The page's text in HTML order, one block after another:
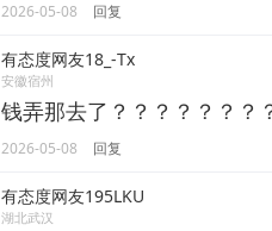
2026-05-08 回复
有态度网友18_-Tx
安徽宿州
钱弄那去了？？？？？？？
2026-05-08 回复
有态度网友195LKU
湖北武汉